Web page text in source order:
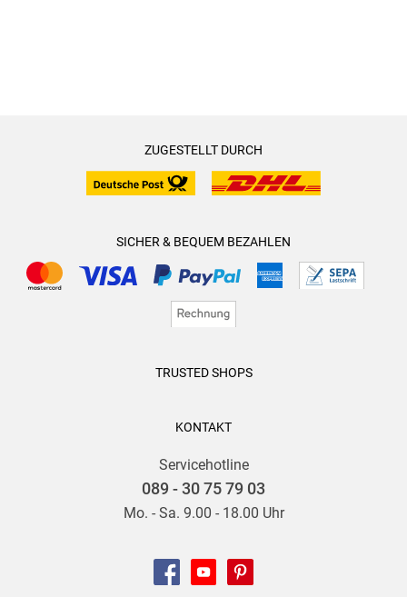
ZUGESTELLT DURCH
SICHER & BEQUEM BEZAHLEN
TRUSTED SHOPS
KONTAKT
Servicehotline
089 - 30 75 79 03
Mo. - Sa. 9.00 - 18.00 Uhr